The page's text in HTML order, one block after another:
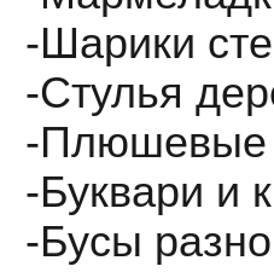
-Шарики
-Стулья
-Плюшевые
-Буквари и
-Бусы